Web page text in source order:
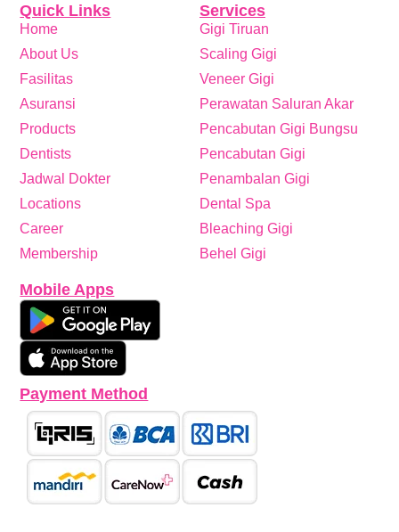
Services
Gigi Tiruan
Scaling Gigi
Veneer Gigi
Perawatan Saluran Akar
Pencabutan Gigi Bungsu
Pencabutan Gigi
Penambalan Gigi
Dental Spa
Bleaching Gigi
Behel Gigi
Quick Links
Home
About Us
Fasilitas
Asuransi
Products
Dentists
Jadwal Dokter
Locations
Career
Membership
Mobile Apps
Payment Method